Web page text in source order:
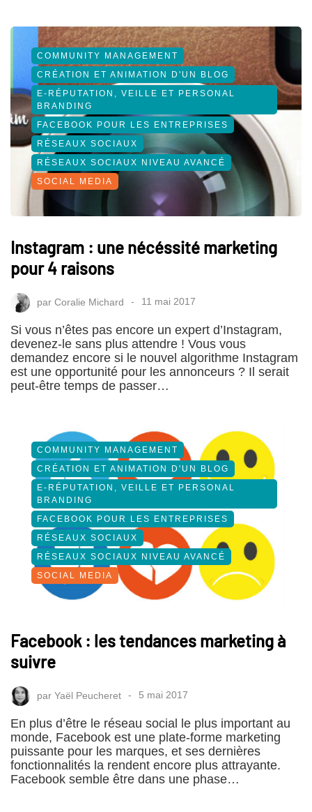
COMMUNITY MANAGEMENT
CRÉATION ET ANIMATION D'UN BLOG
E-RÉPUTATION, VEILLE ET PERSONAL
BRANDING
FACEBOOK POUR LES ENTREPRISES
RÉSEAUX SOCIAUX
RÉSEAUX SOCIAUX NIVEAU AVANCÉ
SOCIAL MEDIA
Instagram : une nécéssité marketing
pour 4 raisons
par Coralie Michard 11 mai 2017
Si vous n’êtes pas encore un expert d’Instagram,
devenez-le sans plus attendre ! Vous vous
demandez encore si le nouvel algorithme Instagram
est une opportunité pour les annonceurs ? Il serait
peut-être temps de passer…
COMMUNITY MANAGEMENT
CRÉATION ET ANIMATION D'UN BLOG
E-RÉPUTATION, VEILLE ET PERSONAL
BRANDING
FACEBOOK POUR LES ENTREPRISES
RÉSEAUX SOCIAUX
RÉSEAUX SOCIAUX NIVEAU AVANCÉ
SOCIAL MEDIA
Facebook : les tendances marketing à
suivre
par Yaël Peucheret 5 mai 2017
En plus d’être le réseau social le plus important au
monde, Facebook est une plate-forme marketing
puissante pour les marques, et ses dernières
fonctionnalités la rendent encore plus attrayante.
Facebook semble être dans une phase…